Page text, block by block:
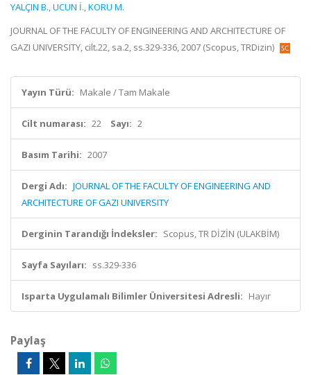
YALÇIN B.,UCUN İ.,KORU M.
JOURNAL OF THE FACULTY OF ENGINEERING AND ARCHITECTURE OF
GAZI UNIVERSITY, cilt.22, sa.2, ss.329-336, 2007 (Scopus, TRDizin)
Yayın Türü: Makale / Tam Makale
Cilt numarası: 22 Sayı: 2
Basım Tarihi: 2007
Dergi Adı: JOURNAL OF THE FACULTY OF ENGINEERING AND
ARCHITECTURE OF GAZI UNIVERSITY
Derginin Tarandığı İndeksler: Scopus, TR DİZİN (ULAKBİM)
Sayfa Sayıları: ss.329-336
Isparta Uygulamalı Bilimler Üniversitesi Adresli: Hayır
Paylaş